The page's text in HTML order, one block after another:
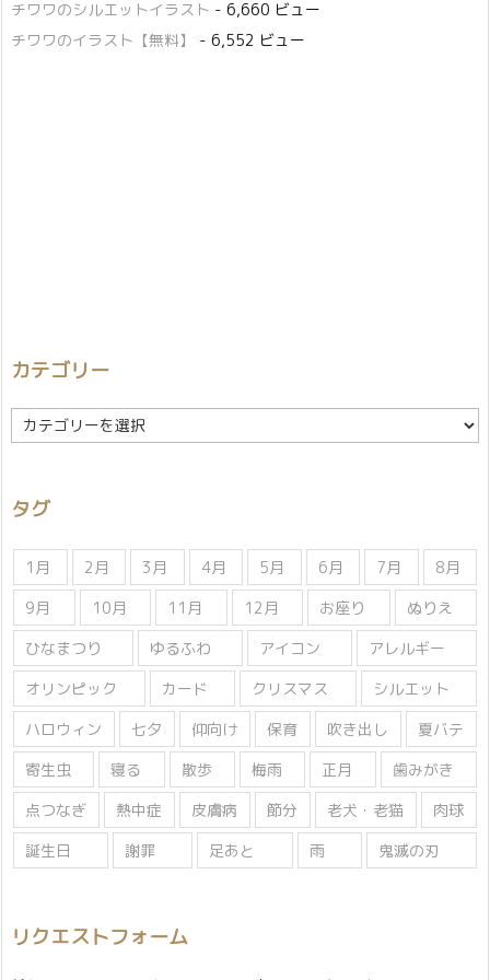
チワワのシルエットイラスト - 6,660 ビュー
チワワのイラスト【無料】
- 6,552 ビュー
カテゴリー
カ
テ
ー
タグ
1月 2月 3月 4月 5月 6月 7月
8月
9月
10月 11月 12月 お座り
ぬりえ
ひなまつり
ゆるふわ アイコン
アレルギー
オリンピック
カード クリスマス
シルエット
ハロウィン
七夕 仰向け 保育 吹き出し
夏バテ
寄生虫
寝る 散歩 梅雨 正月
歯みがき
点つなぎ
熱中症 皮膚病 節分 老犬・老猫
肉球
誕生日
謝罪 足あと 雨 鬼滅の刃
リクエストフォーム